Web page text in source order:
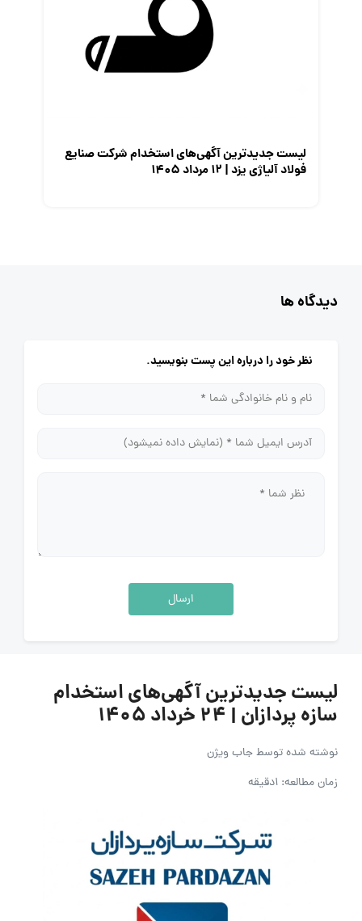
لیست جدیدترین آگهی‌های استخدام شرکت صنایع
فولاد آلیاژی یزد | ۱۲ مرداد ۱۴۰۵
دیدگاه ها
نظر خود را درباره این پست بنویسید.
ارسال
لیست جدیدترین آگهی‌های استخدام
سازه پردازان | ۲۴ خرداد ۱۴۰۵
نوشته شده توسطجاب ویژن
زمان مطالعه: 1دقیقه